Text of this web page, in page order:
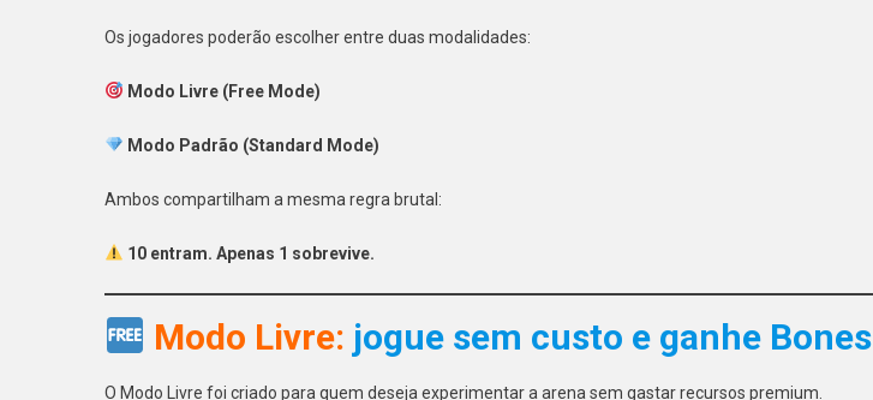
Os jogadores poderão escolher entre duas modalidades:
Modo Livre (Free Mode)
Modo Padrão (Standard Mode)
Ambos compartilham a mesma regra brutal:
10 entram. Apenas 1 sobrevive.
Modo Livre: jogue sem custo e ganhe Bones
O Modo Livre foi criado para quem deseja experimentar a arena sem gastar recursos premium.